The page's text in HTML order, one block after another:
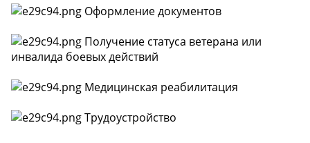
Оформление документов
Получение статуса ветерана или
инвалида боевых действий
Медицинская реабилитация
Трудоустройство